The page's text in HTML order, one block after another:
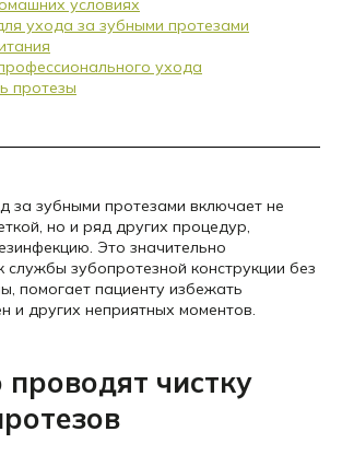
условиях
ухода за зубными протезами
ухода
протезы
за зубными протезами включает не
но и ряд других процедур,
Это значительно
службы зубопротезной конструкции без
помогает пациенту избежать
и других неприятных моментов.
чистку